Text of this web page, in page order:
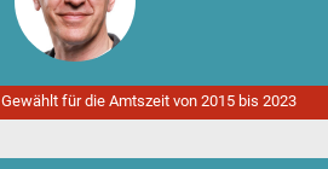
Gewählt für die Amtszeit von 2015 bis 2023